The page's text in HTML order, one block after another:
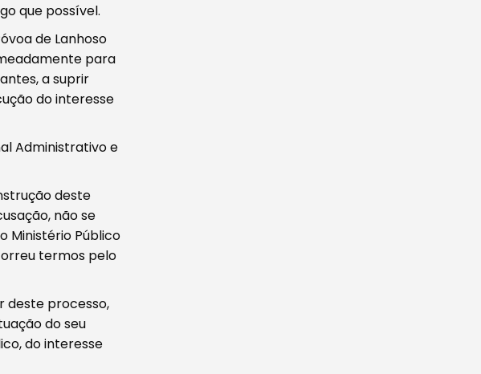
que possível.
de Lanhoso
para
a suprir
do interesse
Administrativo e
deste
não se
Ministério Público
termos pelo
deste processo,
do seu
do interesse